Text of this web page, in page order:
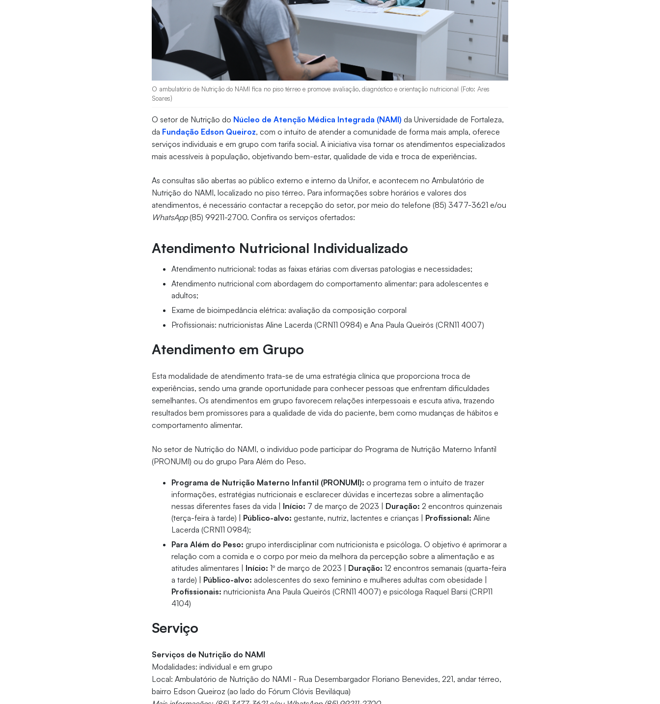
O ambulatório de Nutrição do NAMI fica no piso térreo e promove avaliação, diagnóstico e orientação nutricional (Foto: Ares
Soares)
O setor de Nutrição do Núcleo de Atenção Médica Integrada (NAMI) da Universidade de Fortaleza,
da Fundação Edson Queiroz, com o intuito de atender a comunidade de forma mais ampla, oferece
serviços individuais e em grupo com tarifa social. A iniciativa visa tornar os atendimentos especializados
mais acessíveis à população, objetivando bem-estar, qualidade de vida e troca de experiências.
As consultas são abertas ao público externo e interno da Unifor, e acontecem no Ambulatório de
Nutrição do NAMI, localizado no piso térreo. Para informações sobre horários e valores dos
atendimentos, é necessário contactar a recepção do setor, por meio do telefone (85) 3477-3621 e/ou
WhatsApp(85) 99211-2700. Confira os serviços ofertados:
Atendimento Nutricional Individualizado
Atendimento nutricional: todas as faixas etárias com diversas patologias e necessidades;
Atendimento nutricional com abordagem do comportamento alimentar: para adolescentes e
adultos;
Exame de bioimpedância elétrica: avaliação da composição corporal
Profissionais: nutricionistas Aline Lacerda (CRN11 0984) e Ana Paula Queirós (CRN11 4007)
Atendimento em Grupo
Esta modalidade de atendimento trata-se de uma estratégia clínica que proporciona troca de
experiências, sendo uma grande oportunidade para conhecer pessoas que enfrentam dificuldades
semelhantes. Os atendimentos em grupo favorecem relações interpessoais e escuta ativa, trazendo
resultados bem promissores para a qualidade de vida do paciente, bem como mudanças de hábitos e
comportamento alimentar.
No setor de Nutrição do NAMI, o indivíduo pode participar do Programa de Nutrição Materno Infantil
(PRONUMI) ou do grupo Para Além do Peso.
Programa de Nutrição Materno Infantil (PRONUMI): o programa tem o intuito de trazer
informações, estratégias nutricionais e esclarecer dúvidas e incertezas sobre a alimentação
nessas diferentes fases da vida | Início: 7 de março de 2023 | Duração: 2 encontros quinzenais
(terça-feira à tarde) | Público-alvo: gestante, nutriz, lactentes e crianças | Profissional: Aline
Lacerda (CRN11 0984);
Para Além do Peso: grupo interdisciplinar com nutricionista e psicóloga. O objetivo é aprimorar a
relação com a comida e o corpo por meio da melhora da percepção sobre a alimentação e as
atitudes alimentares | Início: 1º de março de 2023 | Duração: 12 encontros semanais (quarta-feira
a tarde) | Público-alvo: adolescentes do sexo feminino e mulheres adultas com obesidade |
Profissionais: nutricionista Ana Paula Queirós (CRN11 4007) e psicóloga Raquel Barsi (CRP11
4104)
Serviço
Serviços de Nutrição do NAMI
Modalidades: individual e em grupo
Local: Ambulatório de Nutrição do NAMI - Rua Desembargador Floriano Benevides, 221, andar térreo,
bairro Edson Queiroz (ao lado do Fórum Clóvis Beviláqua)